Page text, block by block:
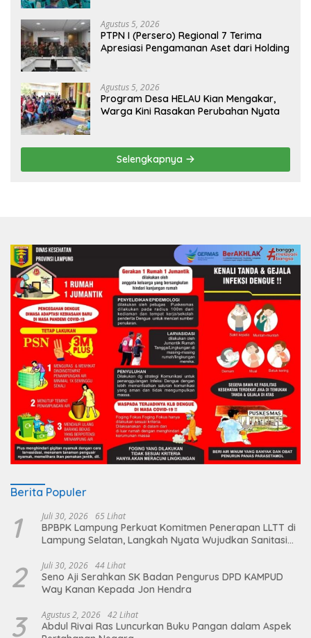
Agustus 5, 2026
PTPN I (Persero) Regional 7 Terima
Apresiasi Pengamanan Aset dari Holding
Agustus 5, 2026
Program Desa HELAU Kian Mengakar,
Warga Kini Rasakan Perubahan Nyata
Selengkapnya
Berita Populer
1 Juli 30, 2026 65 Lihat
BPBPK Lampung Perkuat Komitmen Penerapan LLTT di
Lampung Selatan, Langkah Nyata Wujudkan Sanitasi
2 Juli 30, 2026 44 Lihat
Seno Aji Serahkan SK Badan Pengurus DPD KAMPUD
Way Kanan Kepada Jon Hendra
3 Agustus 2, 2026 42 Lihat
Abdul Rivai Ras Luncurkan Buku Pangan dalam Aspek